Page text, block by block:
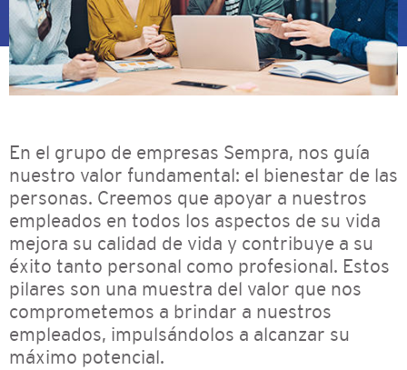
En el grupo de empresas Sempra, nos guía
nuestro valor fundamental: el bienestar de las
personas. Creemos que apoyar a nuestros
empleados en todos los aspectos de su vida
mejora su calidad de vida y contribuye a su
éxito tanto personal como profesional. Estos
pilares son una muestra del valor que nos
comprometemos a brindar a nuestros
empleados, impulsándolos a alcanzar su
máximo potencial.